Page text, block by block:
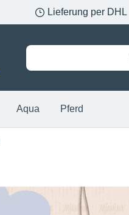
Lieferung per DHL
Aqua Pferd